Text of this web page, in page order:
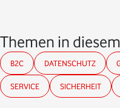
Themen in diesem
B2C DATENSCHUTZ
SERVICE SICHERHEIT